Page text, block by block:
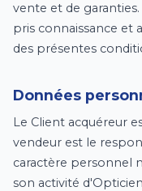
vente et de
pris connaissance et
des présentes
Données
Le Client acquéreur
vendeur est le
caractère personnel
son activité